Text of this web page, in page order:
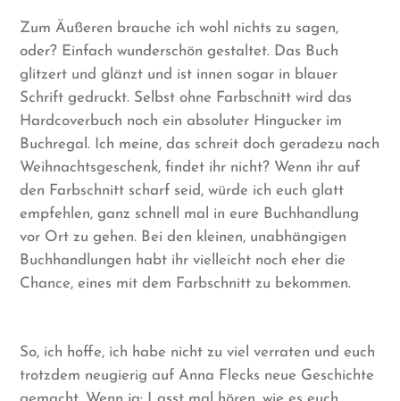
Zum Äußeren brauche ich wohl nichts zu sagen,
oder? Einfach wunderschön gestaltet. Das Buch
glitzert und glänzt und ist innen sogar in blauer
Schrift gedruckt. Selbst ohne Farbschnitt wird das
Hardcoverbuch noch ein absoluter Hingucker im
Buchregal. Ich meine, das schreit doch geradezu nach
Weihnachtsgeschenk, findet ihr nicht? Wenn ihr auf
den Farbschnitt scharf seid, würde ich euch glatt
empfehlen, ganz schnell mal in eure Buchhandlung
vor Ort zu gehen. Bei den kleinen, unabhängigen
Buchhandlungen habt ihr vielleicht noch eher die
Chance, eines mit dem Farbschnitt zu bekommen.
So, ich hoffe, ich habe nicht zu viel verraten und euch
trotzdem neugierig auf Anna Flecks neue Geschichte